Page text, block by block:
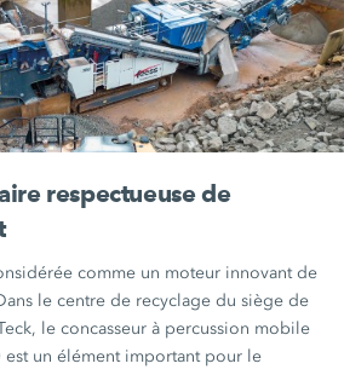
respectueuse de
comme un moteur innovant de
le centre de recyclage du siège de
le concasseur à percussion mobile
est un élément important pour le